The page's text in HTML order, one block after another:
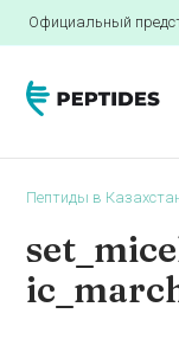
Официальный
Пептиды в